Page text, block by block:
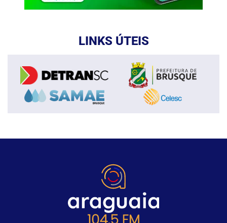
LINKS ÚTEIS